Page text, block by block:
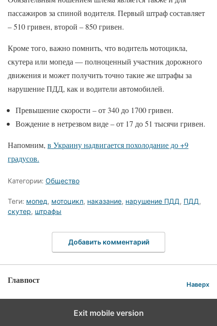
пассажиров за спиной водителя. Первый штраф составляет
– 510 гривен, второй – 850 гривен.
Кроме того, важно помнить, что водитель мотоцикла,
скутера или мопеда — полноценный участник дорожного
движения и может получить точно такие же штрафы за
нарушение ПДД, как и водители автомобилей.
Превышение скорости – от 340 до 1700 гривен.
Вождение в нетрезвом виде – от 17 до 51 тысячи гривен.
Напомним, в Украину надвигается похолодание до +9
градусов.
Категории: Общество
Теги: мопед, мотоцикл, наказание, нарушение ПДД, ПДД,
скутер, штрафы
Добавить комментарий
Главпост Наверх
Exit mobile version